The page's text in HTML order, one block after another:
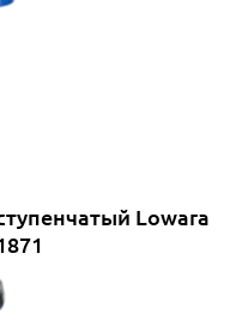
Lowara